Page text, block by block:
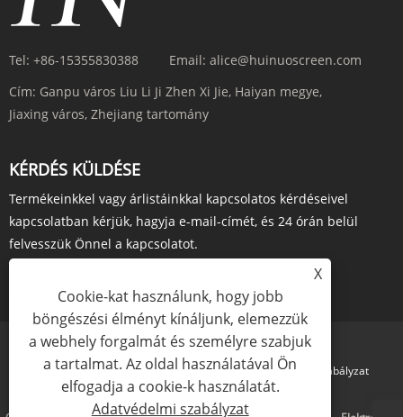
Tel: +86-15355830388 Email: alice@huinuoscreen.com
Cím: Ganpu város Liu Li Ji Zhen Xi Jie, Haiyan megye,
Jiaxing város, Zhejiang tartomány
KÉRDÉS KÜLDÉSE
Termékeinkkel vagy árlistáinkkal kapcsolatos kérdéseivel
kapcsolatban kérjük, hagyja e-mail-címét, és 24 órán belül
felvesszük Önnel a kapcsolatot.
Links Sitemap RSS XML Adatvédelmi szabályzat
X
Cookie-kat használunk, hogy jobb
böngészési élményt kínáljunk, elemezzük
a webhely forgalmát és személyre szabjuk
a tartalmat. Az oldal használatával Ön
elfogadja a cookie-k használatát.
Adatvédelmi szabályzat